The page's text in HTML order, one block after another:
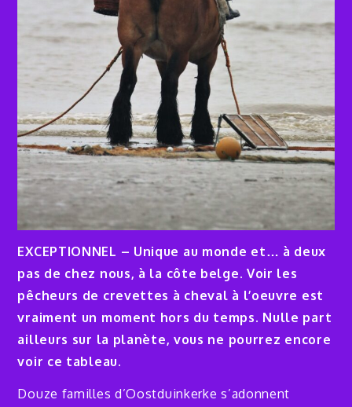
EXCEPTIONNEL – Unique au monde et… à deux
pas de chez nous, à la côte belge. Voir les
pêcheurs de crevettes à cheval à l’oeuvre est
vraiment un moment hors du temps. Nulle part
ailleurs sur la planète, vous ne pourrez encore
voir ce tableau.
Douze familles d’Oostduinkerke s’adonnent